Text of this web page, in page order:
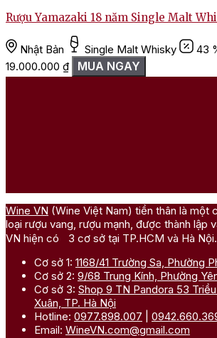
Rượu Yamazaki 18 năm Single Malt
Nhật Bản Single Malt Whisky
43
19.000.000 ₫ MUA NGAY
Wine VN (Wine Việt Nam) tiền thân là một
loại rượu vang, rượu mạnh, được thành lập
VN hiện có 3 cơ sở tại TP.HCM và Hà Nội.
Cơ sở 1: 1168/41 Trường Sa, Phường
Cơ sở 2: 9/68 Trung Kính, Phường
Cơ sở 3: Shop 9 TN Pandora 53
Xuân, TP. Hà Nội
Hotline: 0977.898.007
Email: WineVN.com@gmail.com